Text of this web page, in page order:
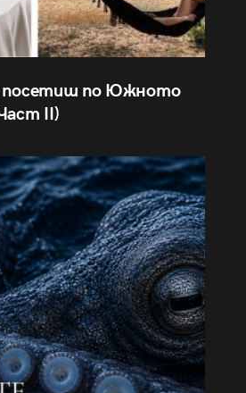
посетиш по Южното
II)